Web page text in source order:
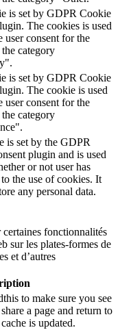
is set by GDPR Cookie
The cookies is used
user consent for the
category
is set by GDPR Cookie
The cookie is used
user consent for the
category
is set by the GDPR
plugin and is used
or not user has
the use of cookies. It
any personal data.
fonctionnalités
sur les plates-formes de
et d’autres
to make sure you see
a page and return to
is updated.